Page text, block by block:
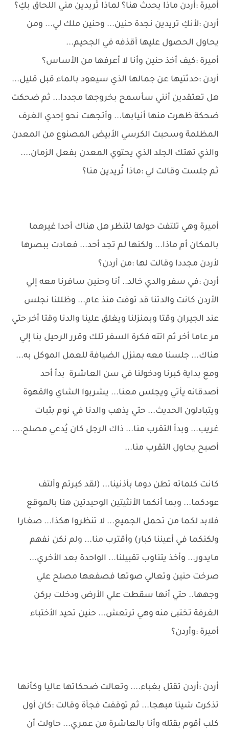
أميرة :أردن ماذا يحدث هنا؟ لماذا تُريدين مني اللحاق بكِ؟
أردن :لأنكِ تريدين نجدة حنين... وحنين ملك لي... ومن
يحاول الحصول عليها أقذفه في الجحيم...
أميرة :كيف أخذ حنين وأنا لا أعرفها من الأساس؟
أردن :حدثتيها عن جمالها الذي سيعود بالماء قبل قليل...
هل تعتقدين أنني سأسمح بخروجها مجددا... ثم ضحكت
ضحكة ظهرت منها أنيابها... وأتجهت نحو إحدي الغرف
المظلمة وسحبت الكرسي الأبيض المصنوع من المعدن
والذي تهتك الجلد الذي يحتوي المعدن بفعل الزمان....
ثم جلست وقالت لي :ماذا تُريدين منا؟
أميرة وهي تلتفت حولها لتنظر هل هناك أحدا غيرهما
بالمكان أم ماذا... ولكنها لم تجد أحد... فعادت ببصرها
لأردن مجددا وقالت لها :من أردن؟
أردن :في سفر والدي خالد.. أنا وحنين سافرنا معه إلي
الأردن كانت والدتنا قد توفت منذ عام... وظللنا نجلس
عند الجيران وقتا وبمنزلنا ويغلق علينا والدنا وقتا أخر حتي
مر عاما أخر ثم اتته فكرة السفر تلك وقرر الرحيل بنا إلي
هناك... جلسنا معه بمنزل الضيافة للعمل الموكل به...
ومع بداية كبرنا ودخولنا في سن العاشرة بدأ أحد
أصدقائه يأتي ويجلس معنا... يشربوا الشاي والقهوة
ويتبادلون الحديث... حتي يذهب والدنا في نوم بثبات
غريب... وبدأ التقرب منا... ذاك الرجل كان يُدعي مصلح....
أصبح يحاول التقرب منا...
كانت كلماته تطن دوما بأذنينا... (لقد كبرتم وألتف
عودكما... وبما أنكما الأنثيتين الوحيدتين هنا بالموقع
فلابد لكما من تحمل الجميع... لا تنظروا هكذا... صغارا
ولكنكما في أعيننا كبار) وأقترب منا... ولم نكن نفهم
مايدور... وأخذ يتناوب تقبيلنا... الواحدة بعد الأخري...
صرخت حنين وتعالي صوتها فصفعها مصلح علي
وجهها.. حتي أنها سقطت علي الأرض ودخلت بركن
الغرفة تختبئ منه وهي ترتعش... حنين تحيد الأختباء
أميرة :وأردن؟
أردن :أردن تقتل بغباء.... وتعالت ضحكاتها عاليا وكأنها
تذكرت شيئا مبهجا... ثم توقفت فجأة وقالت :كان أول
كلب أقوم بقتله وأنا بالعاشرة من عمري... حاولت أن